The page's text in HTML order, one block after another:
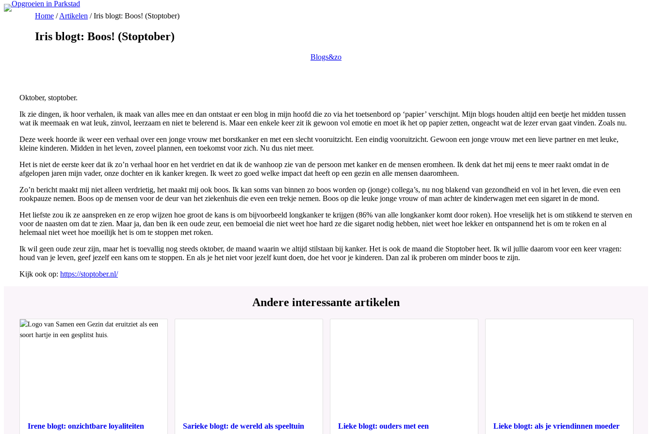
Ga
Home /Artikelen /Iris blogt: Boos! (Stoptober)
Iris blogt: Boos! (Stoptober)
Blogs&zo
Oktober, stoptober.
Ik zie dingen, ik hoor verhalen, ik maak van alles mee en dan ontstaat er een blog in mijn hoofd die zo via het toetsenbord op ‘papier’ verschijnt. Mijn blogs houden altijd een beetje het midden tussen
wat ik meemaak en wat leuk, zinvol, leerzaam en niet te belerend is. Maar een enkele keer zit ik gewoon vol emotie en moet ik het op papier zetten, ongeacht wat de lezer ervan gaat vinden. Zoals nu.
Deze week hoorde ik weer een verhaal over een jonge vrouw met borstkanker en met een slecht vooruitzicht. Een eindig vooruitzicht. Gewoon een jonge vrouw met een lieve partner en met leuke,
kleine kinderen. Midden in het leven, zoveel plannen, een toekomst voor zich. Nu dus niet meer.
Het is niet de eerste keer dat ik zo’n verhaal hoor en het verdriet en dat ik de wanhoop zie van de persoon met kanker en de mensen eromheen. Ik denk dat het mij eens te meer raakt omdat in de
afgelopen jaren mijn vader, onze dochter en ik kanker kregen. Ik weet zo goed welke impact dat heeft op een gezin en alle mensen daaromheen.
Zo’n bericht maakt mij niet alleen verdrietig, het maakt mij ook boos. Ik kan soms van binnen zo boos worden op (jonge) collega’s, nu nog blakend van gezondheid en vol in het leven, die even een
rookpauze nemen. Boos op de mensen voor de deur van het ziekenhuis die even een trekje nemen. Boos op die leuke jonge vrouw of man achter de kinderwagen met een sigaret in de mond.
Het liefste zou ik ze aanspreken en ze erop wijzen hoe groot de kans is om bijvoorbeeld longkanker te krijgen (86% van alle longkanker komt door roken). Hoe vreselijk het is om stikkend te sterven en
voor de naasten om dat te zien. Maar ja, dan ben ik een oude zeur, een bemoeial die niet weet hoe hard ze die sigaret nodig hebben, niet weet hoe lekker en ontspannend het is om te roken en al
helemaal niet weet hoe moeilijk het is om te stoppen met roken.
Ik wil geen oude zeur zijn, maar het is toevallig nog steeds oktober, de maand waarin we altijd stilstaan bij kanker. Het is ook de maand die Stoptober heet. Ik wil jullie daarom voor een keer vragen:
houd van je leven, geef jezelf een kans om te stoppen. En als je het niet voor jezelf kunt doen, doe het voor je kinderen. Dan zal ik proberen om minder boos te zijn.
Kijk ook op: https://stoptober.nl/
Andere interessante artikelen
Irene blogt: onzichtbare loyaliteiten Sarieke blogt: de wereld als speeltuin Lieke blogt: ouders met een Lieke blogt: als je vriendinnen moeder